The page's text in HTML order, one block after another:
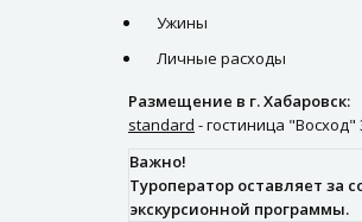
Ужины
Личные расходы
Размещение в г. Хабаровск:
standard - гостиница "Восход"
Важно!
Туроператор оставляет за
экскурсионной программы.